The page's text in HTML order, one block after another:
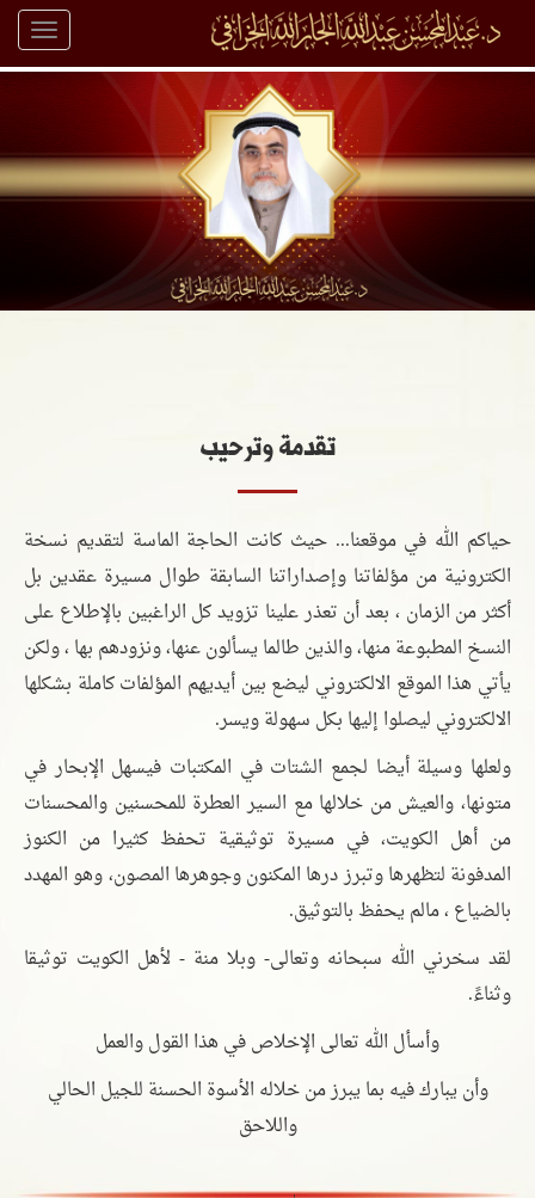
Toggle
تقدمة وترحيب
حياكم الله في موقعنا... حيث كانت الحاجة الماسة لتقديم نسخة
الكترونية من مؤلفاتنا وإصداراتنا السابقة طوال مسيرة عقدين بل
أكثر من الزمان ، بعد أن تعذر علينا تزويد كل الراغبين بالإطلاع على
النسخ المطبوعة منها، والذين طالما يسألون عنها، ونزودهم بها ، ولكن
يأتي هذا الموقع الالكتروني ليضع بين أيديهم المؤلفات كاملة بشكلها
الالكتروني ليصلوا إليها بكل سهولة ويسر.
ولعلها وسيلة أيضا لجمع الشتات في المكتبات فيسهل الإبحار في
متونها، والعيش من خلالها مع السير العطرة للمحسنين والمحسنات
من أهل الكويت، في مسيرة توثيقية تحفظ كثيرا من الكنوز
المدفونة لتظهرها وتبرز درها المكنون وجوهرها المصون، وهو المهدد
بالضياع ، مالم يحفظ بالتوثيق.
لقد سخرني الله سبحانه وتعالى- وبلا منة - لأهل الكويت توثيقا
وثناءً.
وأسأل الله تعالى الإخلاص في هذا القول والعمل
وأن يبارك فيه بما يبرز من خلاله الأسوة الحسنة للجيل الحالي
واللاحق